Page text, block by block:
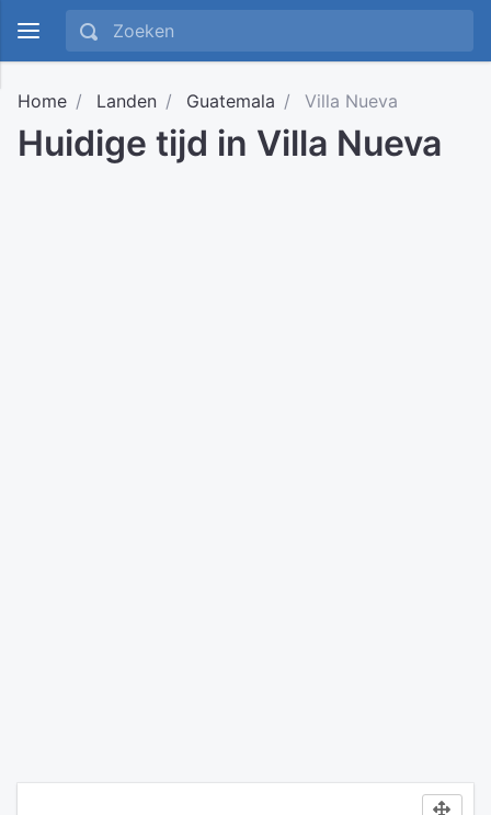
Home Landen Guatemala Villa Nueva
Huidige tijd in Villa Nueva